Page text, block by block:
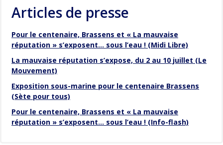
Articles de presse
Pour le centenaire, Brassens et « La mauvaise
réputation » s’exposent… sous l’eau ! (Midi Libre)
La mauvaise réputation s’expose, du 2 au 10 juillet (Le
Mouvement)
Exposition sous-marine pour le centenaire Brassens
(Sète pour tous)
Pour le centenaire, Brassens et « La mauvaise
réputation » s’exposent… sous l’eau ! (Info-flash)